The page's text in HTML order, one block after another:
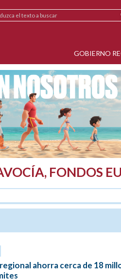
GOBIERNO
FONDOS
ahorra cerca de 18